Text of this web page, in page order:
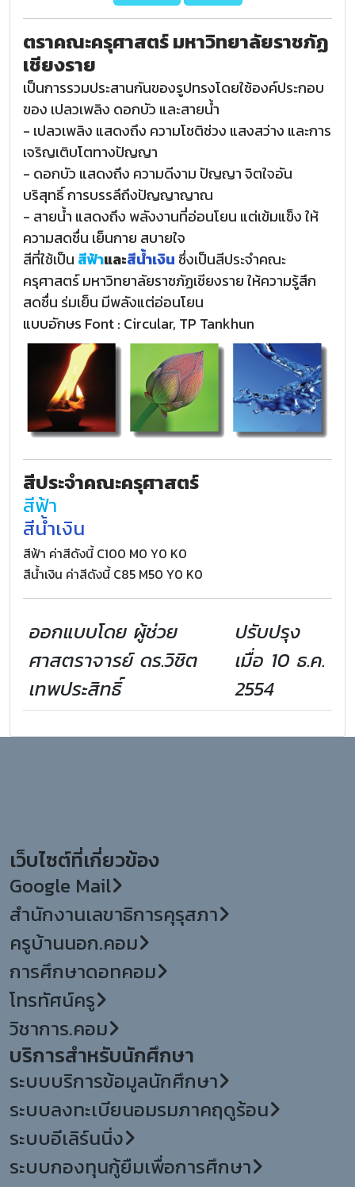
ตราคณะครุศาสตร์ มหาวิทยาลัยราชภัฏ
เชียงราย
เป็นการรวมประสานกันของรูปทรงโดยใช้องค์ประกอบ
ของ เปลวเพลิง ดอกบัว และสายน้ำ
- เปลวเพลิง แสดงถึง ความโชติช่วง แสงสว่าง และการ
เจริญเติบโตทางปัญญา
- ดอกบัว แสดงถึง ความดีงาม ปัญญา จิตใจอัน
บริสุทธิ์ การบรรลึถึงปัญญาญาณ
- สายน้ำ แสดงถึง พลังงานที่อ่อนโยน แต่เข้มแข็ง ให้
ความสดชื่น เย็นกาย สบายใจ
สีที่ใช้เป็น สีฟ้าและสีน้ำเงิน ซึ่งเป็นสีประจำคณะ
ครุศาสตร์ มหาวิทยาลัยราชภัฏเชียงราย ให้ความรู้สึก
สดชื่น ร่มเย็น มีพลังแต่อ่อนโยน
แบบอักษร Font : Circular, TP Tankhun
สีประจำคณะครุศาสตร์
สีฟ้า
สีน้ำเงิน
สีฟ้า ค่าสีดังนี้ C100 M0 Y0 K0
สีน้ำเงิน ค่าสีดังนี้ C85 M50 Y0 K0
ออกแบบโดย ผู้ช่วย
ศาสตราจารย์ ดร.วิชิต
เทพประสิทธิ์
ปรับปรุง
เมื่อ 10 ธ.ค.
2554
เว็บไซต์ที่เกี่ยวข้อง
Google Mail
สำนักงานเลขาธิการคุรุสภา
ครูบ้านนอก.คอม
การศึกษาดอทคอม
โทรทัศน์ครู
วิชาการ.คอม
บริการสำหรับนักศึกษา
ระบบบริการข้อมูลนักศึกษา
ระบบลงทะเบียนอมรมภาคฤดูร้อน
ระบบอีเลิร์นนิ่ง
ระบบกองทุนกู้ยืมเพื่อการศึกษา